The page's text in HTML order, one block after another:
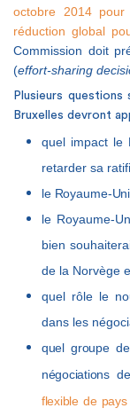
octobre 2014
réduction global
Commission doit
(effort-sharing
Plusieurs
Bruxelles devront
quel impact le
retarder sa
le Royaume-
le Royaume-
bien
de la Norvège
quel rôle le
dans les
quel groupe
négociations
flexible de